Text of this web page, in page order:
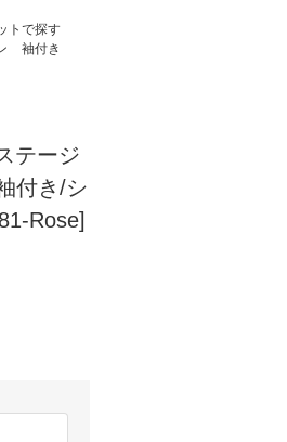
トで探す
袖付き
テージ
付き/シ
Rose]